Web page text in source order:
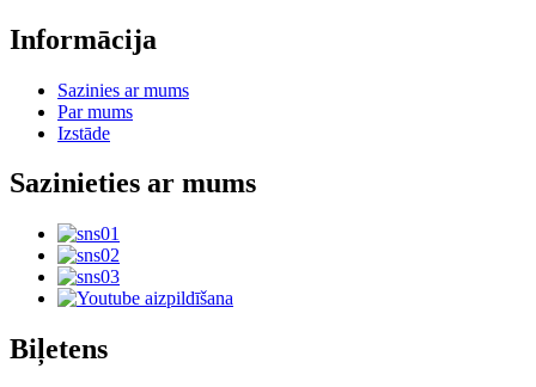
Informācija
Sazinies ar mums
Par mums
Izstāde
Sazinieties ar mums
Biļetens